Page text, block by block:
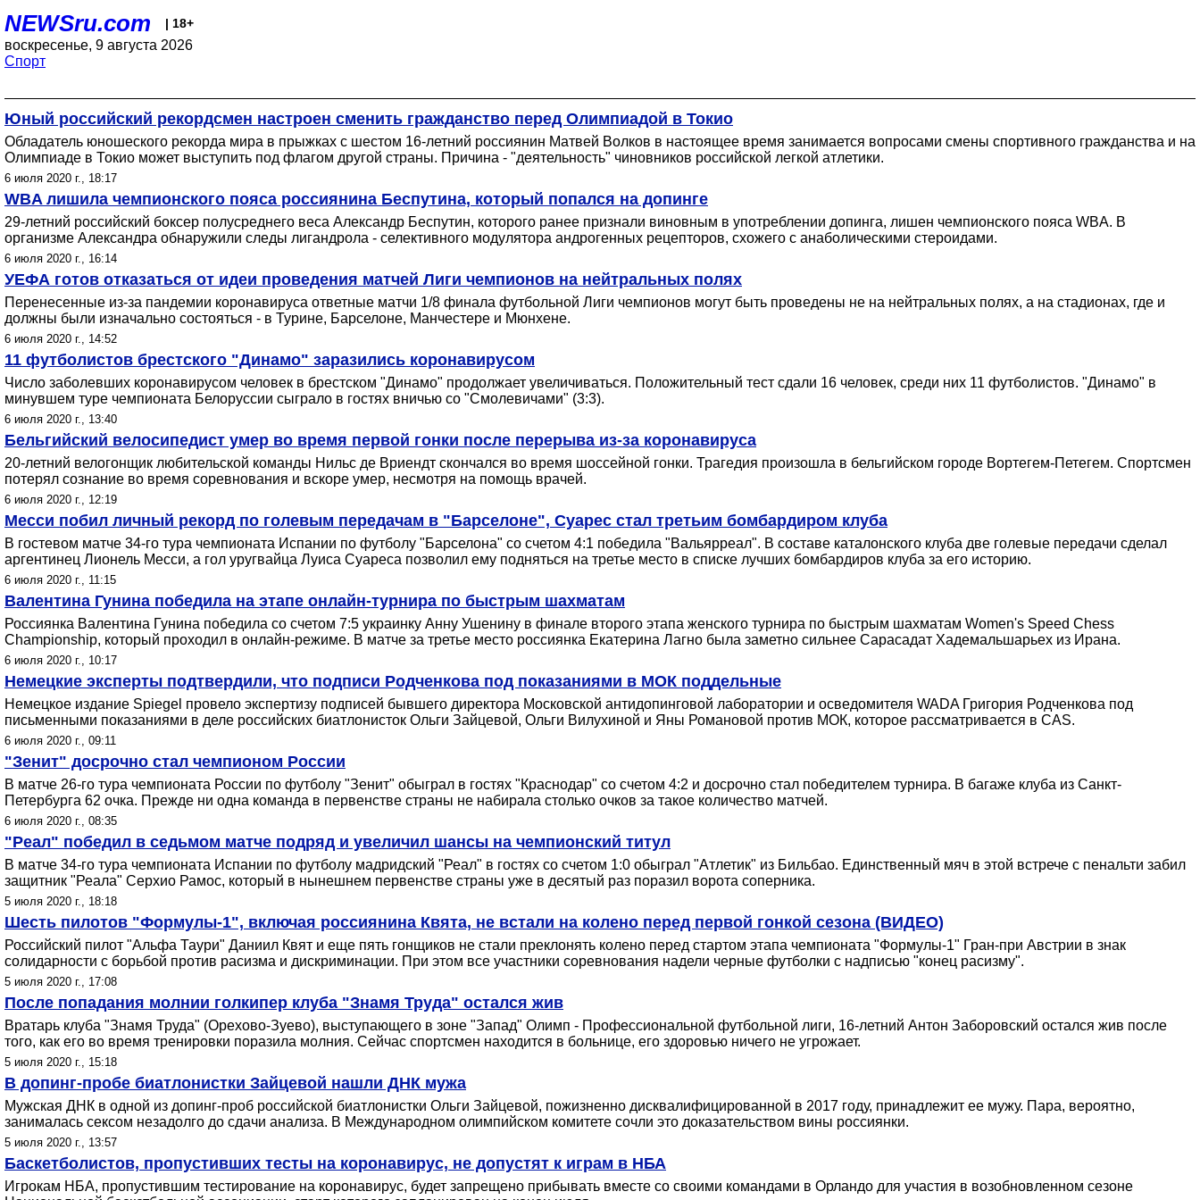
NEWSru.com | 18+
воскресенье, 9 августа 2026
Спорт
Юный российский рекордсмен настроен сменить гражданство перед Олимпиадой в Токио
Обладатель юношеского рекорда мира в прыжках с шестом 16-летний россиянин Матвей Волков в настоящее время занимается вопросами смены спортивного гражданства и на
Олимпиаде в Токио может выступить под флагом другой страны. Причина - "деятельность" чиновников российской легкой атлетики.
6 июля 2020 г., 18:17
WBA лишила чемпионского пояса россиянина Беспутина, который попался на допинге
29-летний российский боксер полусреднего веса Александр Беспутин, которого ранее признали виновным в употреблении допинга, лишен чемпионского пояса WBA. В
организме Александра обнаружили следы лигандрола - селективного модулятора андрогенных рецепторов, схожего с анаболическими стероидами.
6 июля 2020 г., 16:14
УЕФА готов отказаться от идеи проведения матчей Лиги чемпионов на нейтральных полях
Перенесенные из-за пандемии коронавируса ответные матчи 1/8 финала футбольной Лиги чемпионов могут быть проведены не на нейтральных полях, а на стадионах, где и
должны были изначально состояться - в Турине, Барселоне, Манчестере и Мюнхене.
6 июля 2020 г., 14:52
11 футболистов брестского "Динамо" заразились коронавирусом
Число заболевших коронавирусом человек в брестском "Динамо" продолжает увеличиваться. Положительный тест сдали 16 человек, среди них 11 футболистов. "Динамо" в
минувшем туре чемпионата Белоруссии сыграло в гостях вничью со "Смолевичами" (3:3).
6 июля 2020 г., 13:40
Бельгийский велосипедист умер во время первой гонки после перерыва из-за коронавируса
20-летний велогонщик любительской команды Нильс де Вриендт скончался во время шоссейной гонки. Трагедия произошла в бельгийском городе Вортегем-Петегем. Спортсмен
потерял сознание во время соревнования и вскоре умер, несмотря на помощь врачей.
6 июля 2020 г., 12:19
Месси побил личный рекорд по голевым передачам в "Барселоне", Суарес стал третьим бомбардиром клуба
В гостевом матче 34-го тура чемпионата Испании по футболу "Барселона" со счетом 4:1 победила "Вальярреал". В составе каталонского клуба две голевые передачи сделал
аргентинец Лионель Месси, а гол уругвайца Луиса Суареса позволил ему подняться на третье место в списке лучших бомбардиров клуба за его историю.
6 июля 2020 г., 11:15
Валентина Гунина победила на этапе онлайн-турнира по быстрым шахматам
Россиянка Валентина Гунина победила со счетом 7:5 украинку Анну Ушенину в финале второго этапа женского турнира по быстрым шахматам Women's Speed Chess
Championship, который проходил в онлайн-режиме. В матче за третье место россиянка Екатерина Лагно была заметно сильнее Сарасадат Хадемальшарьех из Ирана.
6 июля 2020 г., 10:17
Немецкие эксперты подтвердили, что подписи Родченкова под показаниями в МОК поддельные
Немецкое издание Spiegel провело экспертизу подписей бывшего директора Московской антидопинговой лаборатории и осведомителя WADA Григория Родченкова под
письменными показаниями в деле российских биатлонисток Ольги Зайцевой, Ольги Вилухиной и Яны Романовой против МОК, которое рассматривается в CAS.
6 июля 2020 г., 09:11
"Зенит" досрочно стал чемпионом России
В матче 26-го тура чемпионата России по футболу "Зенит" обыграл в гостях "Краснодар" со счетом 4:2 и досрочно стал победителем турнира. В багаже клуба из Санкт-
Петербурга 62 очка. Прежде ни одна команда в первенстве страны не набирала столько очков за такое количество матчей.
6 июля 2020 г., 08:35
"Реал" победил в седьмом матче подряд и увеличил шансы на чемпионский титул
В матче 34-го тура чемпионата Испании по футболу мадридский "Реал" в гостях со счетом 1:0 обыграл "Атлетик" из Бильбао. Единственный мяч в этой встрече с пенальти забил
защитник "Реала" Серхио Рамос, который в нынешнем первенстве страны уже в десятый раз поразил ворота соперника.
5 июля 2020 г., 18:18
Шесть пилотов "Формулы-1", включая россиянина Квята, не встали на колено перед первой гонкой сезона (ВИДЕО)
Российский пилот "Альфа Таури" Даниил Квят и еще пять гонщиков не стали преклонять колено перед стартом этапа чемпионата "Формулы-1" Гран-при Австрии в знак
солидарности с борьбой против расизма и дискриминации. При этом все участники соревнования надели черные футболки с надписью "конец расизму".
5 июля 2020 г., 17:08
После попадания молнии голкипер клуба "Знамя Труда" остался жив
Вратарь клуба "Знамя Труда" (Орехово-Зуево), выступающего в зоне "Запад" Олимп - Профессиональной футбольной лиги, 16-летний Антон Заборовский остался жив после
того, как его во время тренировки поразила молния. Сейчас спортсмен находится в больнице, его здоровью ничего не угрожает.
5 июля 2020 г., 15:18
В допинг-пробе биатлонистки Зайцевой нашли ДНК мужа
Мужская ДНК в одной из допинг-проб российской биатлонистки Ольги Зайцевой, пожизненно дисквалифицированной в 2017 году, принадлежит ее мужу. Пара, вероятно,
занималась сексом незадолго до сдачи анализа. В Международном олимпийском комитете сочли это доказательством вины россиянки.
5 июля 2020 г., 13:57
Баскетболистов, пропустивших тесты на коронавирус, не допустят к играм в НБА
Игрокам НБА, пропустившим тестирование на коронавирус, будет запрещено прибывать вместе со своими командами в Орландо для участия в возобновленном сезоне